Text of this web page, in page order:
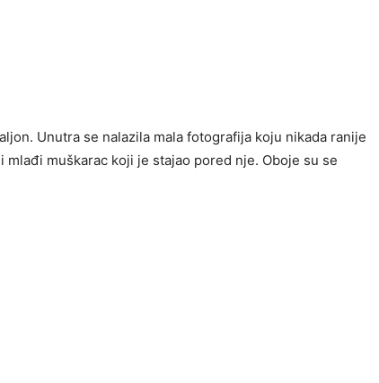
Unutra se nalazila mala fotografija koju nikada ranije
mlađi muškarac koji je stajao pored nje. Oboje su se